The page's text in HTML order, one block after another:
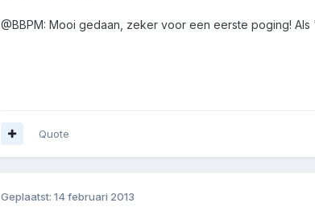
@BBPM: Mooi gedaan, zeker voor een eerste poging!
Quote
Geplaatst: 14 februari 2013